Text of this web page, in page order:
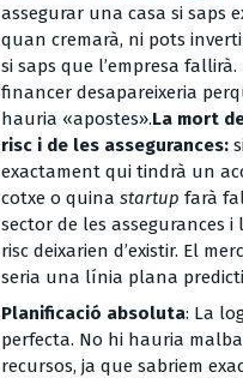
assegurar una casa si saps
quan cremarà, ni pots
si saps que l’empresa
financer desapareixeria
hauria «apostes».La mort
risc i de les assegurances:
exactament qui tindrà un
cotxe o quina startup farà
sector de les assegurances i
risc deixarien d’existir. El
seria una línia plana
Planificació absoluta: La
perfecta. No hi hauria
recursos, ja que sabriem